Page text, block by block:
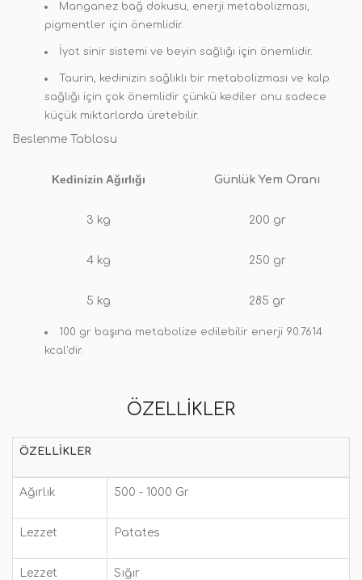
Manganez bağ dokusu, enerji metabolizması,
pigmentler için önemlidir.
İyot sinir sistemi ve beyin sağlığı için önemlidir.
Taurin, kedinizin sağlıklı bir metabolizması ve kalp
sağlığı için çok önemlidir çünkü kediler onu sadece
küçük miktarlarda üretebilir.
Beslenme Tablosu
Kedinizin Ağırlığı Günlük Yem Oranı
3 kg 200 gr
4 kg 250 gr
5 kg 285 gr
100 gr başına metabolize edilebilir enerji 90.7614
kcal'dir.
ÖZELLIKLER
ÖZELLIKLER
Ağırlık 500 - 1000 Gr
Lezzet Patates
Lezzet Sığır